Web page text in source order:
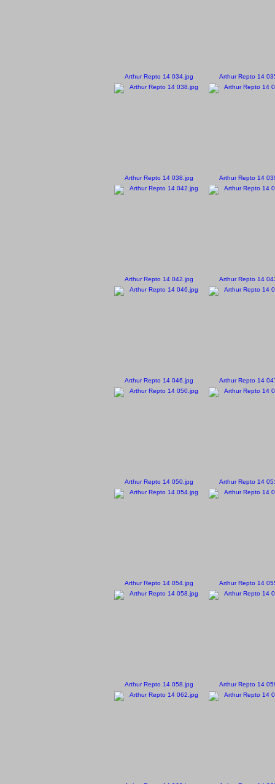
Arthur Repto 14 034.jpg Arthur Repto 14
Arthur Repto 14 038.jpg Arthur Repto 14
Arthur Repto 14 042.jpg Arthur Repto 14
Arthur Repto 14 046.jpg Arthur Repto 14
Arthur Repto 14 050.jpg Arthur Repto 14
Arthur Repto 14 054.jpg Arthur Repto 14
Arthur Repto 14 058.jpg Arthur Repto 14